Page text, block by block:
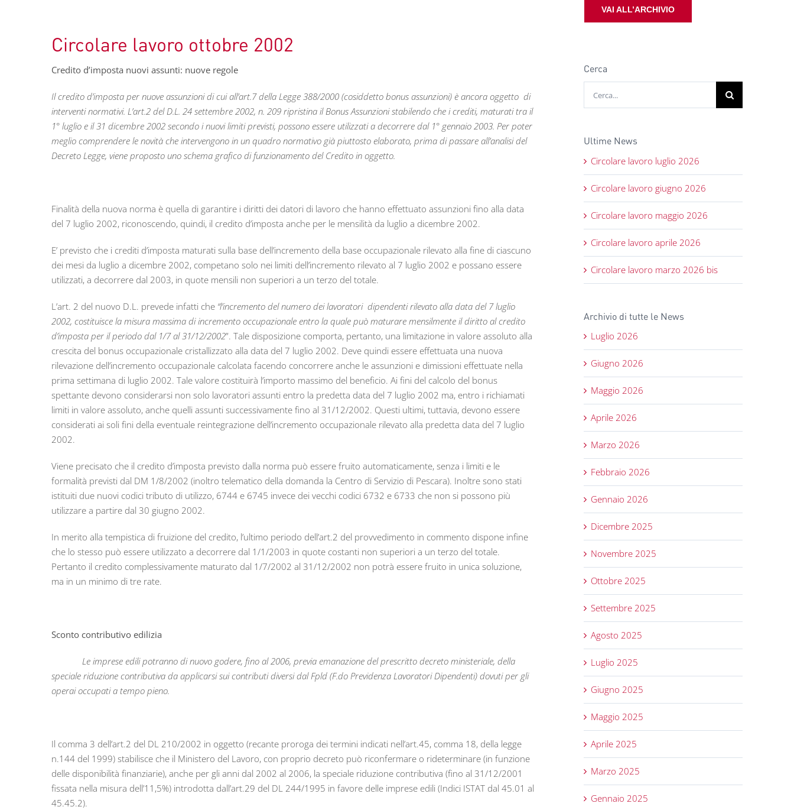
Circolare lavoro ottobre 2002
Credito d’imposta nuovi assunti: nuove regole
Il credito d’imposta per nuove assunzioni di cui all’art.7 della Legge 388/2000 (cosiddetto bonus assunzioni) è ancora oggetto di
interventi normativi. L’art.2 del D.L. 24 settembre 2002, n. 209 ripristina il Bonus Assunzioni stabilendo che i crediti, maturati tra il
1° luglio e il 31 dicembre 2002 secondo i nuovi limiti previsti, possono essere utilizzati a decorrere dal 1° gennaio 2003. Per poter
meglio comprendere le novità che intervengono in un quadro normativo già piuttosto elaborato, prima di passare all’analisi del
Decreto Legge, viene proposto uno schema grafico di funzionamento del Credito in oggetto.
Finalità della nuova norma è quella di garantire i diritti dei datori di lavoro che hanno effettuato assunzioni fino alla data
del 7 luglio 2002, riconoscendo, quindi, il credito d’imposta anche per le mensilità da luglio a dicembre 2002.
E’ previsto che i crediti d’imposta maturati sulla base dell’incremento della base occupazionale rilevato alla fine di ciascuno
dei mesi da luglio a dicembre 2002, competano solo nei limiti dell’incremento rilevato al 7 luglio 2002 e possano essere
utilizzati, a decorrere dal 2003, in quote mensili non superiori a un terzo del totale.
L’art. 2 del nuovo D.L. prevede infatti che “l’incremento del numero dei lavoratori dipendenti rilevato alla data del 7 luglio
2002, costituisce la misura massima di incremento occupazionale entro la quale può maturare mensilmente il diritto al credito
d’imposta per il periodo dal 1/7 al 31/12/2002”. Tale disposizione comporta, pertanto, una limitazione in valore assoluto alla
crescita del bonus occupazionale cristallizzato alla data del 7 luglio 2002. Deve quindi essere effettuata una nuova
rilevazione dell’incremento occupazionale calcolata facendo concorrere anche le assunzioni e dimissioni effettuate nella
prima settimana di luglio 2002. Tale valore costituirà l’importo massimo del beneficio. Ai fini del calcolo del bonus
spettante devono considerarsi non solo lavoratori assunti entro la predetta data del 7 luglio 2002 ma, entro i richiamati
limiti in valore assoluto, anche quelli assunti successivamente fino al 31/12/2002. Questi ultimi, tuttavia, devono essere
considerati ai soli fini della eventuale reintegrazione dell’incremento occupazionale rilevato alla predetta data del 7 luglio
2002.
Viene precisato che il credito d’imposta previsto dalla norma può essere fruito automaticamente, senza i limiti e le
formalità previsti dal DM 1/8/2002 (inoltro telematico della domanda la Centro di Servizio di Pescara). Inoltre sono stati
istituiti due nuovi codici tributo di utilizzo, 6744 e 6745 invece dei vecchi codici 6732 e 6733 che non si possono più
utilizzare a partire dal 30 giugno 2002.
In merito alla tempistica di fruizione del credito, l’ultimo periodo dell’art.2 del provvedimento in commento dispone infine
che lo stesso può essere utilizzato a decorrere dal 1/1/2003 in quote costanti non superiori a un terzo del totale.
Pertanto il credito complessivamente maturato dal 1/7/2002 al 31/12/2002 non potrà essere fruito in unica soluzione,
ma in un minimo di tre rate.
Sconto contributivo edilizia
Le imprese edili potranno di nuovo godere, fino al 2006, previa emanazione del prescritto decreto ministeriale, della
speciale riduzione contributiva da applicarsi sui contributi diversi dal Fpld (F.do Previdenza Lavoratori Dipendenti) dovuti per gli
operai occupati a tempo pieno.
Il comma 3 dell’art.2 del DL 210/2002 in oggetto (recante proroga dei termini indicati nell’art.45, comma 18, della legge
n.144 del 1999) stabilisce che il Ministero del Lavoro, con proprio decreto può riconfermare o rideterminare (in funzione
delle disponibilità finanziarie), anche per gli anni dal 2002 al 2006, la speciale riduzione contributiva (fino al 31/12/2001
fissata nella misura dell’11,5%) introdotta dall’art.29 del DL 244/1995 in favore delle imprese edili (Indici ISTAT dal 45.01 al
45.45.2).
VAI ALL’ARCHIVIO
Cerca
Ultime News
Circolare lavoro luglio 2026
Circolare lavoro giugno 2026
Circolare lavoro maggio 2026
Circolare lavoro aprile 2026
Circolare lavoro marzo 2026 bis
Archivio di tutte le News
Luglio 2026
Giugno 2026
Maggio 2026
Aprile 2026
Marzo 2026
Febbraio 2026
Gennaio 2026
Dicembre 2025
Novembre 2025
Ottobre 2025
Settembre 2025
Agosto 2025
Luglio 2025
Giugno 2025
Maggio 2025
Aprile 2025
Marzo 2025
Gennaio 2025